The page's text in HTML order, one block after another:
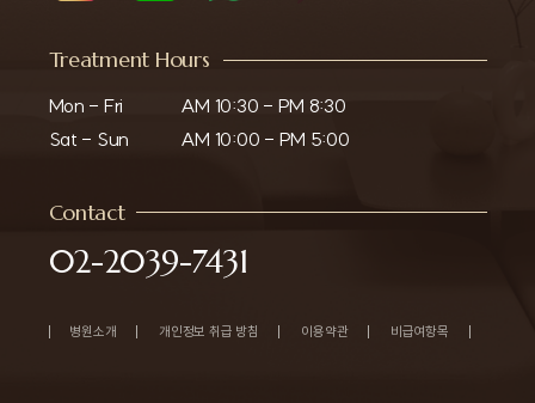
Treatment Hours
Mon - Fri
Sat - Sun
AM 10:30 - PM 8:30
AM 10:00 - PM 5:00
Contact
02-2039-7431
병원소개 개인정보 취급 방침 이용약관 비급여항목